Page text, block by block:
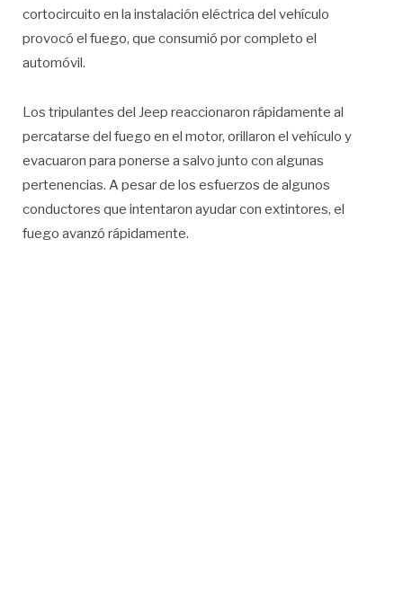
cortocircuito en la instalación eléctrica del vehículo
provocó el fuego, que consumió por completo el
automóvil.
Los tripulantes del Jeep reaccionaron rápidamente al
percatarse del fuego en el motor, orillaron el vehículo y
evacuaron para ponerse a salvo junto con algunas
pertenencias. A pesar de los esfuerzos de algunos
conductores que intentaron ayudar con extintores, el
fuego avanzó rápidamente.